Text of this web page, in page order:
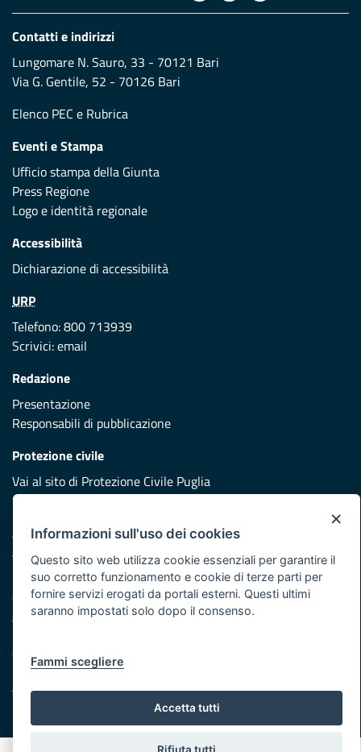
Contatti e indirizzi
Lungomare N. Sauro, 33 - 70121 Bari
Via G. Gentile, 52 - 70126 Bari
Elenco PEC e Rubrica
Eventi e Stampa
Ufficio stampa della Giunta
Press Regione
Logo e identità regionale
Accessibilità
Dichiarazione di accessibilità
URP
Telefono: 800 713939
Scrivici:email
Redazione
Presentazione
Responsabili di pubblicazione
Protezione civile
Vai al sito di Protezione Civile Puglia
Iniziativa finanziata con risorse del POR Puglia 2014/2020 -
Asse XI
Note legali
Cookie e privacy
Atti di notifica
Servizi Intranet
© Regione Puglia
×
Informazioni sull'uso dei cookies
Questo sito web utilizza cookie essenziali per garantire il
suo corretto funzionamento e cookie di terze parti per
fornire servizi erogati da portali esterni. Questi ultimi
saranno impostati solo dopo il consenso.
Fammi scegliere
Accetta tutti